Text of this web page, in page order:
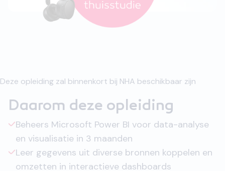
Deze opleiding zal binnenkort bij NHA beschikbaar zijn
Daarom deze opleiding
Beheers Microsoft Power BI voor data-analyse
en visualisatie in 3 maanden
Leer gegevens uit diverse bronnen koppelen en
omzetten in interactieve dashboards